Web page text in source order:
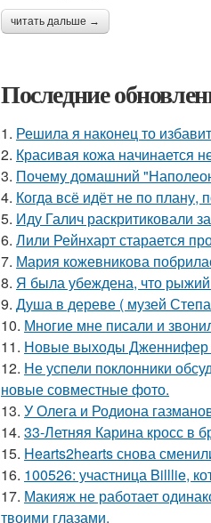
читать дальше →
Последние
1. Решила я наконец то
2. Красивая кожа начинается
3. Почему домашний
4. Когда всё идёт не по плану,
5. Иду Галич раскритиковали
6. Лили Рейнхарт старается
7. Мария кожевникова
8. Я была убеждена, что
9. Душа в дереве ( музей
10. Многие мне писали и
11. Новые выходы Дженнифер
12. Не успели поклонники
новые совместные фото.
13. У Олега и Родиона
14. 33-Летняя Карина кросс в
15. Hearts2hearts снова
16. 100526: участница Billlie,
17. Макияж не работает
твоими глазами.